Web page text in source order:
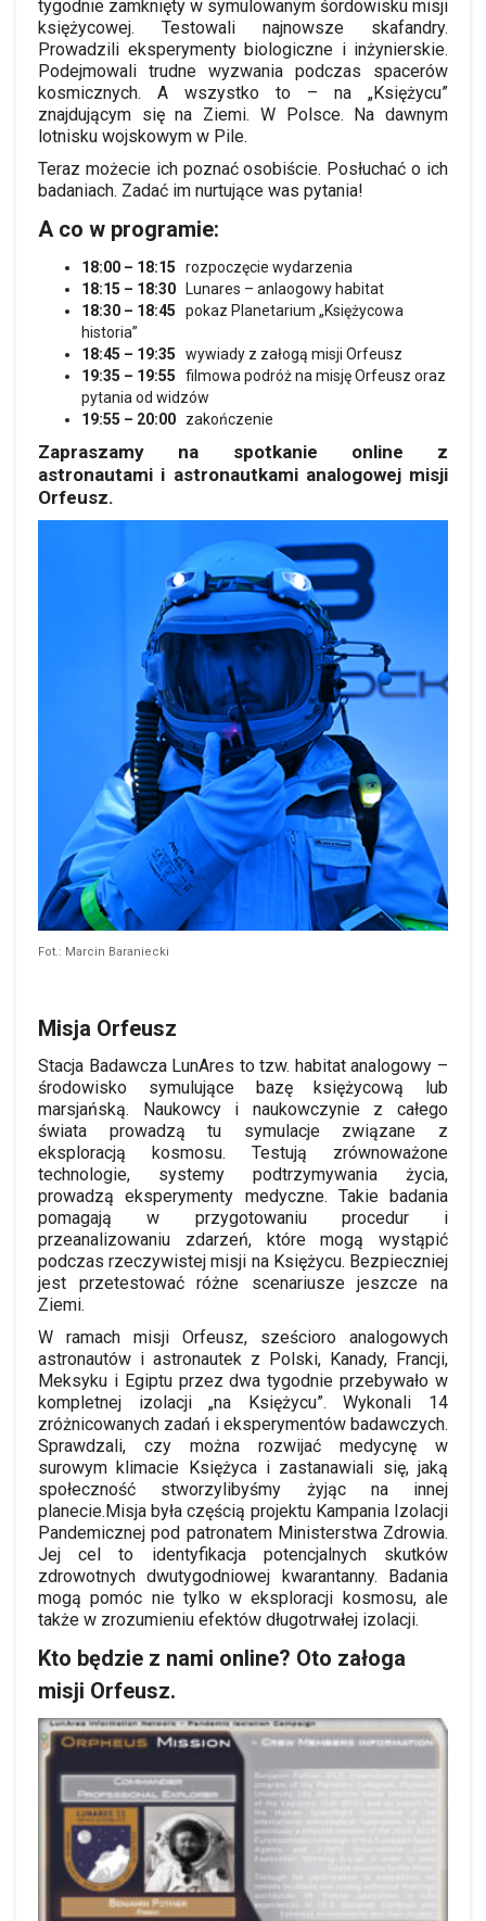
tygodnie zamknięty w symulowanym śordowisku misji
księżycowej. Testowali najnowsze skafandry.
Prowadzili eksperymenty biologiczne i inżynierskie.
Podejmowali trudne wyzwania podczas spacerów
kosmicznych. A wszystko to – na „Księżycu”
znajdującym się na Ziemi. W Polsce. Na dawnym
lotnisku wojskowym w Pile.
Teraz możecie ich poznać osobiście. Posłuchać o ich
badaniach. Zadać im nurtujące was pytania!
A co w programie:
18:00 – 18:15 rozpoczęcie wydarzenia
18:15 – 18:30 Lunares – anlaogowy habitat
18:30 – 18:45 pokaz Planetarium „Księżycowa
historia”
18:45 – 19:35 wywiady z załogą misji Orfeusz
19:35 – 19:55 filmowa podróż na misję Orfeusz oraz
pytania od widzów
19:55 – 20:00 zakończenie
Zapraszamy na spotkanie online z
astronautami i astronautkami analogowej misji
Orfeusz.
Fot.: Marcin Baraniecki
Misja Orfeusz
Stacja Badawcza LunAres to tzw. habitat analogowy –
środowisko symulujące bazę księżycową lub
marsjańską. Naukowcy i naukowczynie z całego
świata prowadzą tu symulacje związane z
eksploracją kosmosu. Testują zrównoważone
technologie, systemy podtrzymywania życia,
prowadzą eksperymenty medyczne. Takie badania
pomagają w przygotowaniu procedur i
przeanalizowaniu zdarzeń, które mogą wystąpić
podczas rzeczywistej misji na Księżycu. Bezpieczniej
jest przetestować różne scenariusze jeszcze na
Ziemi.
W ramach misji Orfeusz, sześcioro analogowych
astronautów i astronautek z Polski, Kanady, Francji,
Meksyku i Egiptu przez dwa tygodnie przebywało w
kompletnej izolacji „na Księżycu”. Wykonali 14
zróżnicowanych zadań i eksperymentów badawczych.
Sprawdzali, czy można rozwijać medycynę w
surowym klimacie Księżyca i zastanawiali się, jaką
społeczność stworzylibyśmy żyjąc na innej
planecie.Misja była częścią projektu Kampania Izolacji
Pandemicznej pod patronatem Ministerstwa Zdrowia.
Jej cel to identyfikacja potencjalnych skutków
zdrowotnych dwutygodniowej kwarantanny. Badania
mogą pomóc nie tylko w eksploracji kosmosu, ale
także w zrozumieniu efektów długotrwałej izolacji.
Kto będzie z nami online? Oto załoga
misji Orfeusz.